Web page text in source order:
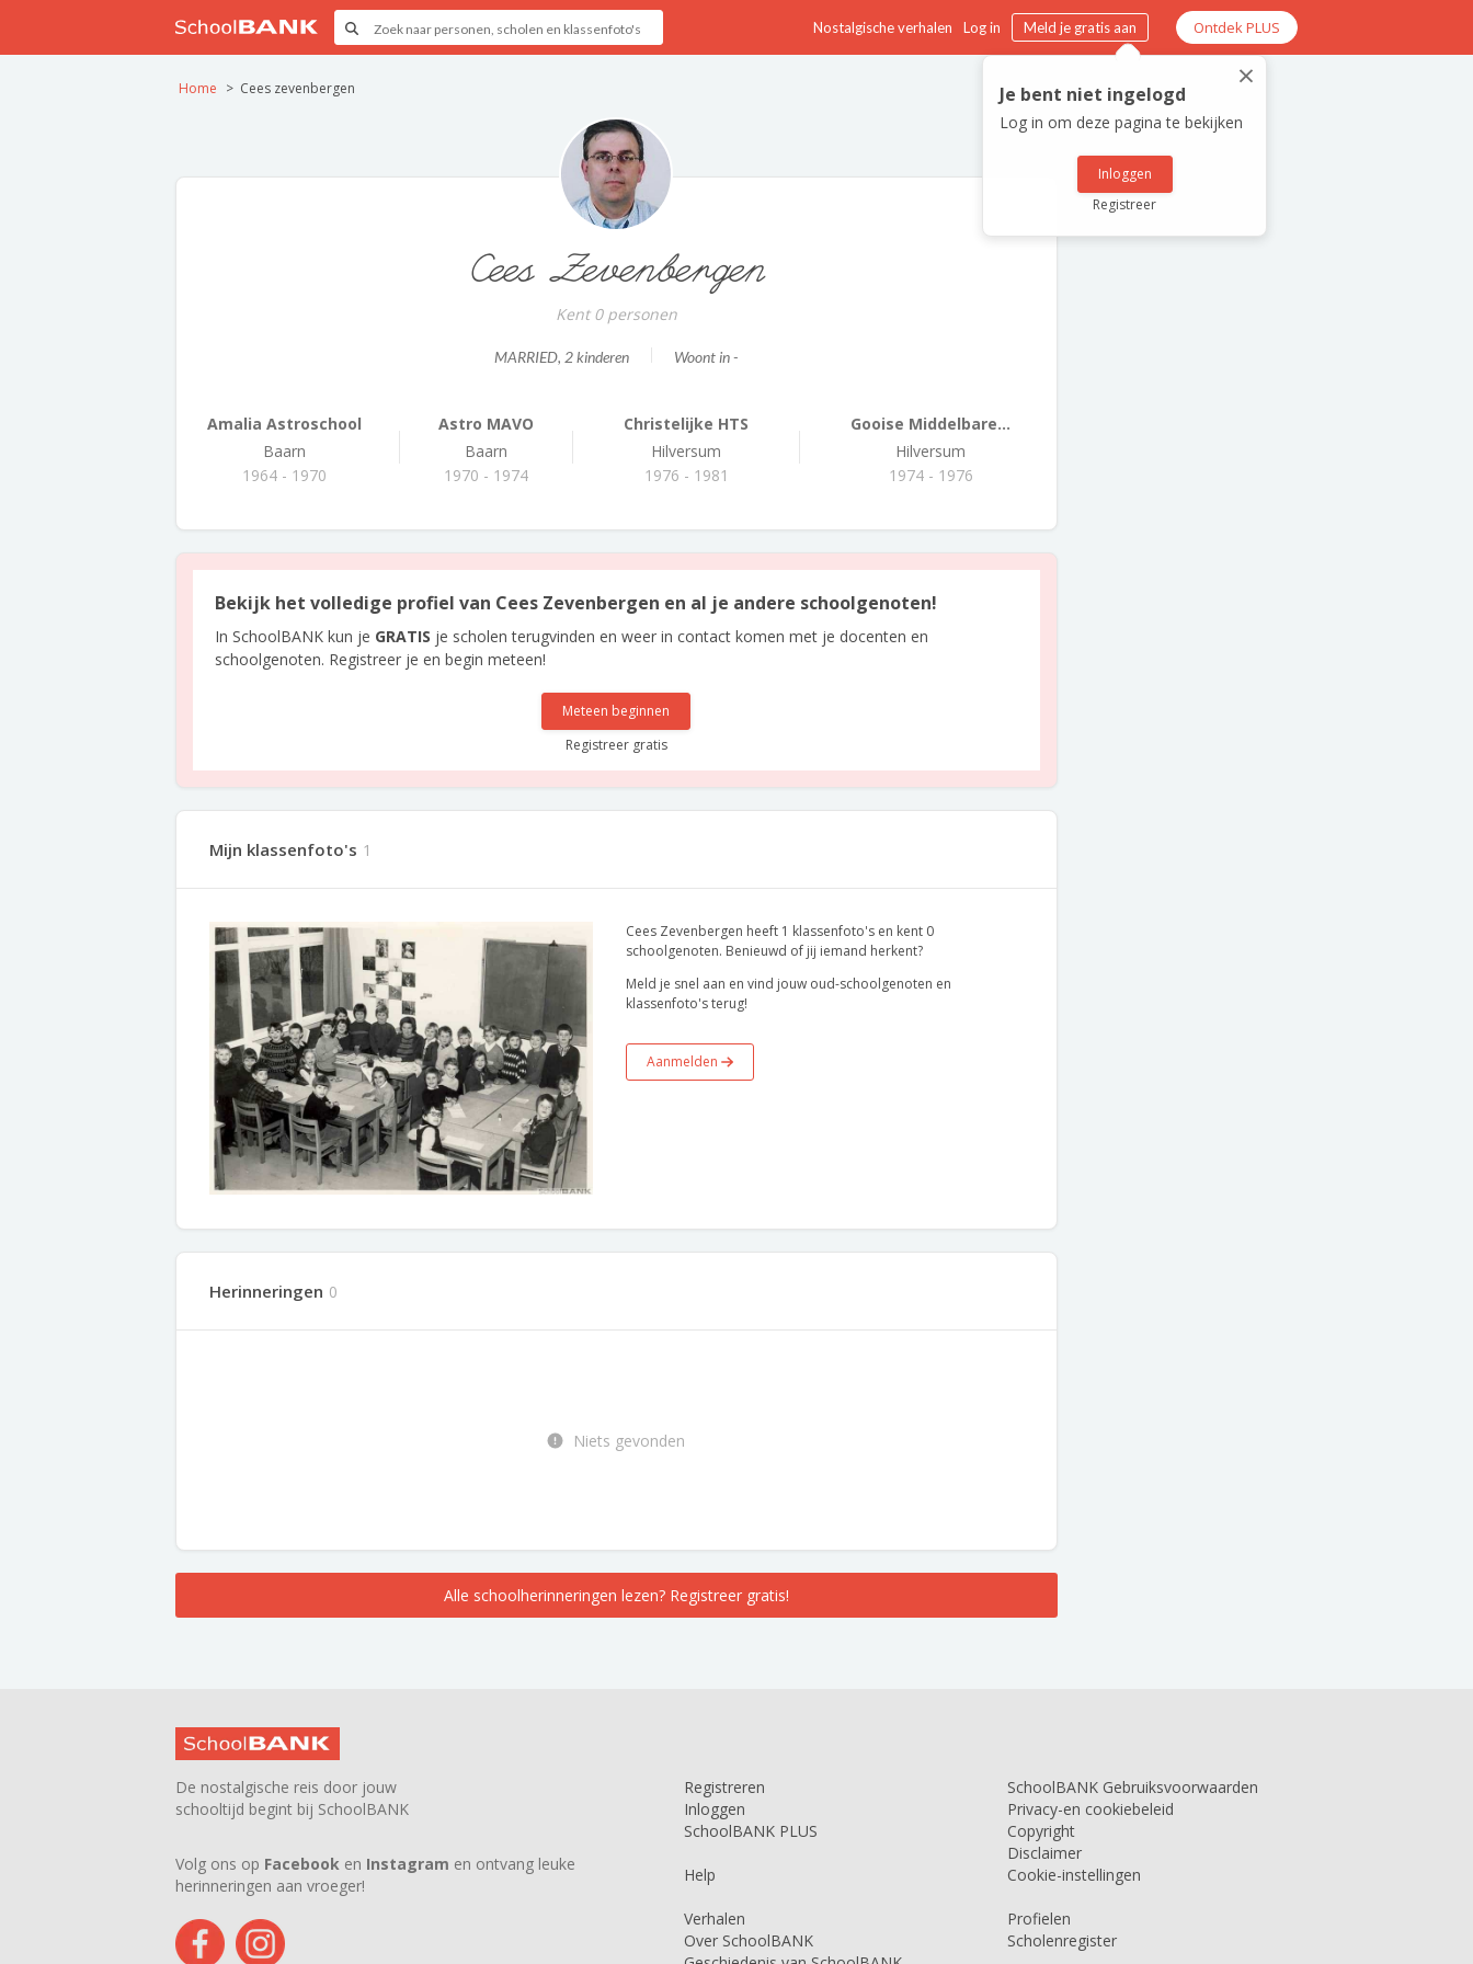
Nostalgische verhalen Log in Meld je gratis aan Ontdek PLUS
×
Je bent niet ingelogd
Log in om deze pagina te bekijken
Inloggen
Registreer
Home Cees zevenbergen
Cees Zevenbergen
Kent 0 personen
MARRIED, 2 kinderen Woont in -
Amalia Astroschool
Baarn
1964 - 1970
Astro MAVO
Baarn
1970 - 1974
Christelijke HTS
Hilversum
1976 - 1981
Gooise Middelbare...
Hilversum
1974 - 1976
Bekijk het volledige profiel van Cees Zevenbergen en al je andere schoolgenoten!
In SchoolBANK kun je GRATIS je scholen terugvinden en weer in contact komen met je docenten en
schoolgenoten. Registreer je en begin meteen!
Meteen beginnen
Registreer gratis
Mijn klassenfoto's 1
Cees Zevenbergen heeft 1 klassenfoto's en kent 0
schoolgenoten. Benieuwd of jij iemand herkent?
Meld je snel aan en vind jouw oud-schoolgenoten en
klassenfoto's terug!
Aanmelden
Herinneringen 0
Niets gevonden
Alle schoolherinneringen lezen? Registreer gratis!
De nostalgische reis door jouw
schooltijd begint bij SchoolBANK
Volg ons op Facebook en Instagram en ontvang leuke
herinneringen aan vroeger!
Registreren
Inloggen
SchoolBANK PLUS
Help
Verhalen
Over SchoolBANK
SchoolBANK Gebruiksvoorwaarden
Privacy-en cookiebeleid
Copyright
Disclaimer
Cookie-instellingen
Profielen
Scholenregister